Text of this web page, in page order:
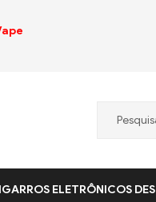
ELETRÔNICOS